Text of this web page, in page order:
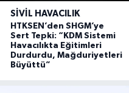
SIVIL HAVACILIK
HTKSEN’den SHGM’ye
Sert Tepki: “KDM Sistemi
Havacılıkta Eğitimleri
Durdurdu, Mağduriyetleri
Büyüttü”